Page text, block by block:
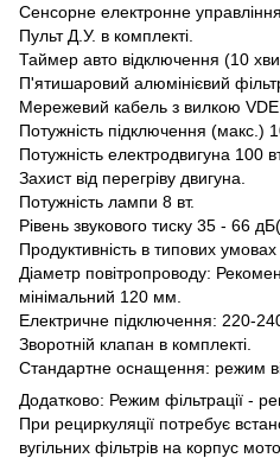
Сенсорне електронне управління.
Пульт Д.У. в комплекті.
Таймер авто відключення (10
П'ятишаровий алюмінієвий
Мережевий кабель з вилкою VDE.
Потужність підключення (макс.)
Потужність електродвигуна 100
Захист від перегріву двигуна.
Потужність лампи 8 вт.
Рівень звукового тиску 35 - 66
Продуктивність в типових
Діаметр повітропроводу:
мінімальний 120 мм.
Електричне підключення: 220-
Зворотній клапан в комплекті.
Стандартне оснащення: режим
Додатково: Режим фільтрації -
При рециркуляції потребує
вугільних фільтрів на корпус